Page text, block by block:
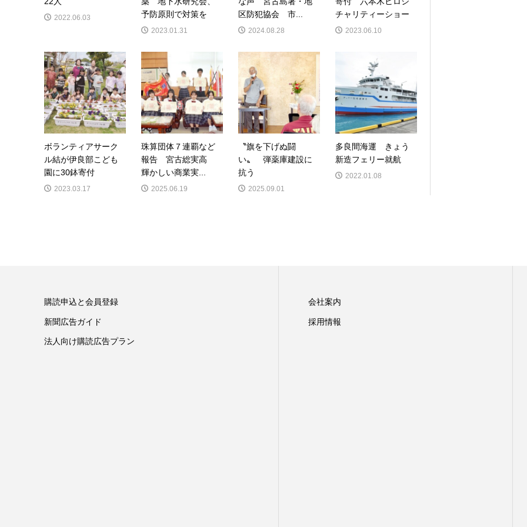
2022.06.03
予防原則で対策を
2023.01.31
区防犯協会 市...
2024.08.28
チャリティーショー
2023.06.10
ボランティアサーク
ル結が伊良部こども
園に30鉢寄付
2023.03.17
珠算団体７連覇など
報告 宮古総実高
輝かしい商業実...
2025.06.19
〝旗を下げぬ闘
い〟 弾薬庫建設に
抗う
2025.09.01
多良間海運 きょう
新造フェリー就航
2022.01.08
購読申込と会員登録
新聞広告ガイド
法人向け購読広告プラン
会社案内
採用情報